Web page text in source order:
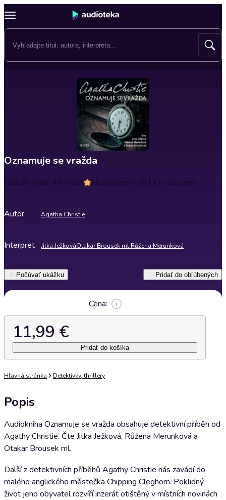
Oznamuje se vražda
Dĺžka8 hodín 48 minút Hodnotenie4.8(13 hodnotení)
Autor Agatha Christie
Interpret Jitka JežkováOtakar Brousek ml.Růžena Merunková
Počúvať ukážku Pridať do obľúbených
Cena:
11,99 €
Pridať do košíka
Hlavná stránka Detektívky, thrillery
Popis
Audiokniha Oznamuje se vražda obsahuje detektivní příběh od
Agathy Christie. Čte Jitka Ježková, Růžena Merunková a
Otakar Brousek ml.
Další z detektivních příběhů Agathy Christie nás zavádí do
malého anglického městečka Chipping Cleghorn. Poklidný
život jeho obyvatel rozvíří inzerát otištěný v místních novinách